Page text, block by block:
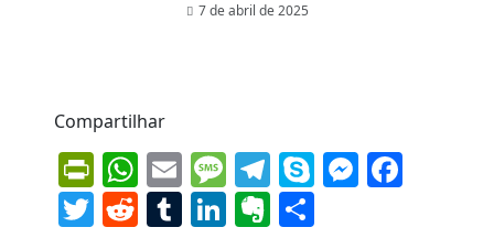
7 de abril de 2025
Compartilhar
PrintFriendly
WhatsApp
EmailMessage
Telegram
Skype
Twitter
Reddit
Tumblr
LinkedIn
Evernote